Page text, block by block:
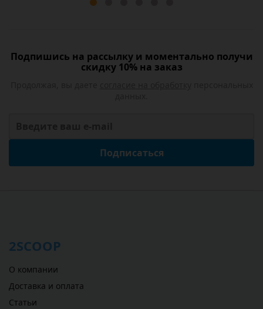
Подпишись на рассылку и моментально получи
скидку 10% на заказ
Подписаться
2SCOOP
О компании
Доставка и оплата
Статьи